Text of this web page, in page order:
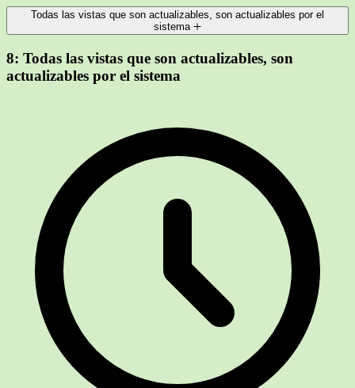
Todas las vistas que son actualizables, son actualizables por el
sistema
8: Todas las vistas que son actualizables, son
actualizables por el sistema